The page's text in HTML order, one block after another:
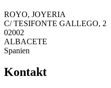
ROYO, JOYERIA
C/ TESIFONTE GALLEGO, 2
02002
ALBACETE
Spanien
Kontakt